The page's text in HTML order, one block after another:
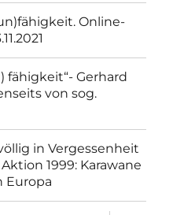
Online-
fähigkeit“- Gerhard
von sog.
in Vergessenheit
1999: Karawane
Europa